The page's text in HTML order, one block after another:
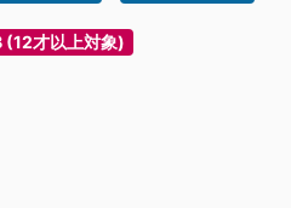
(12才以上対象)